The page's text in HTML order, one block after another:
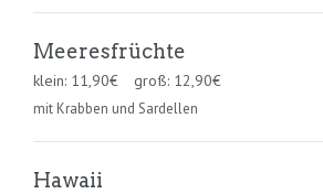
Meeresfrüchte
klein: 11,90€ groß: 12,90€
mit Krabben und Sardellen
Hawaii